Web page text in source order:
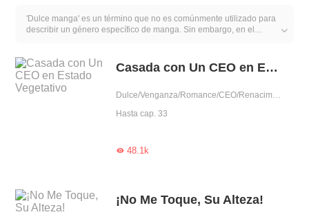
'Dulce manga' es un término que no es comúnmente utilizado para
describir un género específico de manga. Sin embargo, en el
tono más ligero y enfocado en la dulzura y la ternura de los
personajes y sus interacciones.En resumen, 'dulce manga' podría
referirse a manga que enfatiza las emociones positivas, las
relaciones afectuosas y la dulzura en las interacciones entre

Casada con Un CEO en Estado Vegetativo
Dulce/Venganza/Romance/CEO/Renacimiento/Sustituta
Hasta cap. 33
48.1k
¡No Me Toque, Su Alteza!